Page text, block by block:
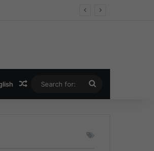
la droga
Random Article
for: